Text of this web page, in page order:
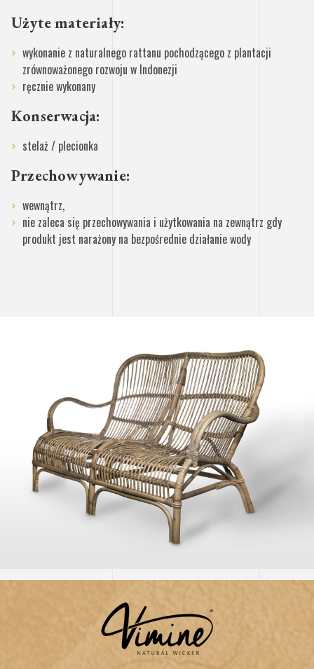
Użyte materiały:
wykonanie z naturalnego rattanu pochodzącego z plantacji
zrównoważonego rozwoju w Indonezji
ręcznie wykonany
Konserwacja:
stelaż / plecionka
Przechowywanie:
wewnątrz,
nie zaleca się przechowywania i użytkowania na zewnątrz gdy
produkt jest narażony na bezpośrednie działanie wody